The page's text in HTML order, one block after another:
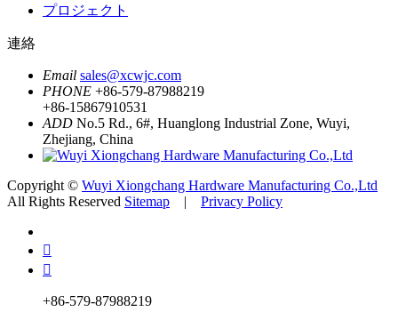
プロジェクト
連絡
Email sales@xcwjc.com
PHONE +86-579-87988219
+86-15867910531
ADD No.5 Rd., 6#, Huanglong Industrial Zone, Wuyi,
Zhejiang, China
Copyright © Wuyi Xiongchang Hardware Manufacturing Co.,Ltd
All Rights Reserved Sitemap | Privacy Policy


+86-579-87988219